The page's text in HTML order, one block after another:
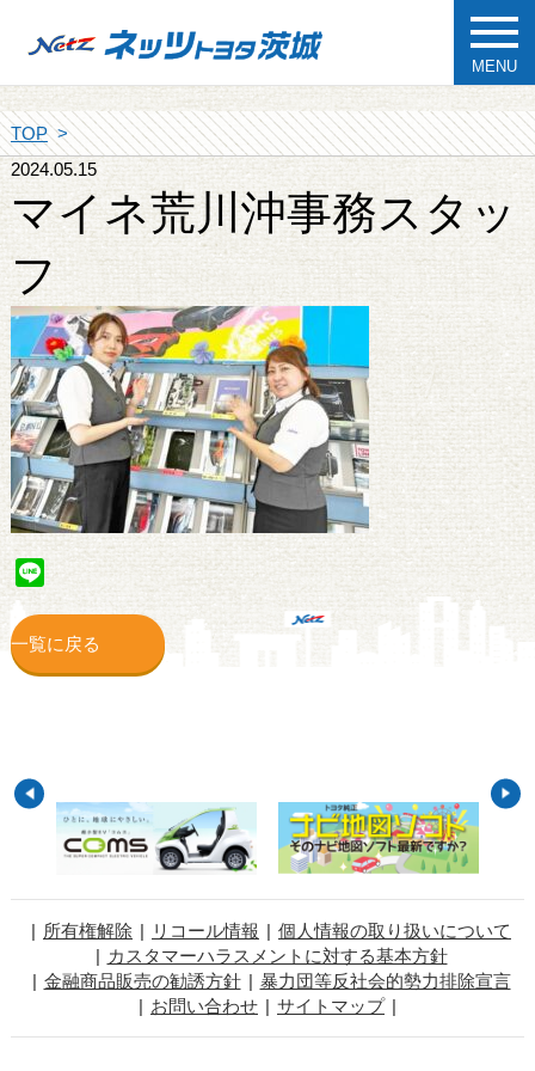
MENU
TOP
2024.05.15
マイネ荒川沖事務スタッ
フ
Line
一覧に戻る
所有権解除 リコール情報
個人情報の取り扱いについて
カスタマーハラスメントに対する基本方針
金融商品販売の勧誘方針
暴力団等反社会的勢力排除宣言
お問い合わせ
サイトマップ